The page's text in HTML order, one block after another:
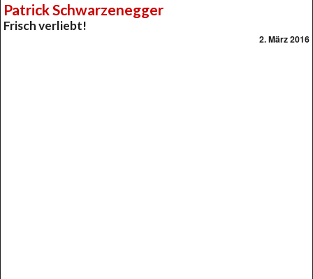
Patrick Schwarzenegger
Frisch verliebt!
2. März 2016